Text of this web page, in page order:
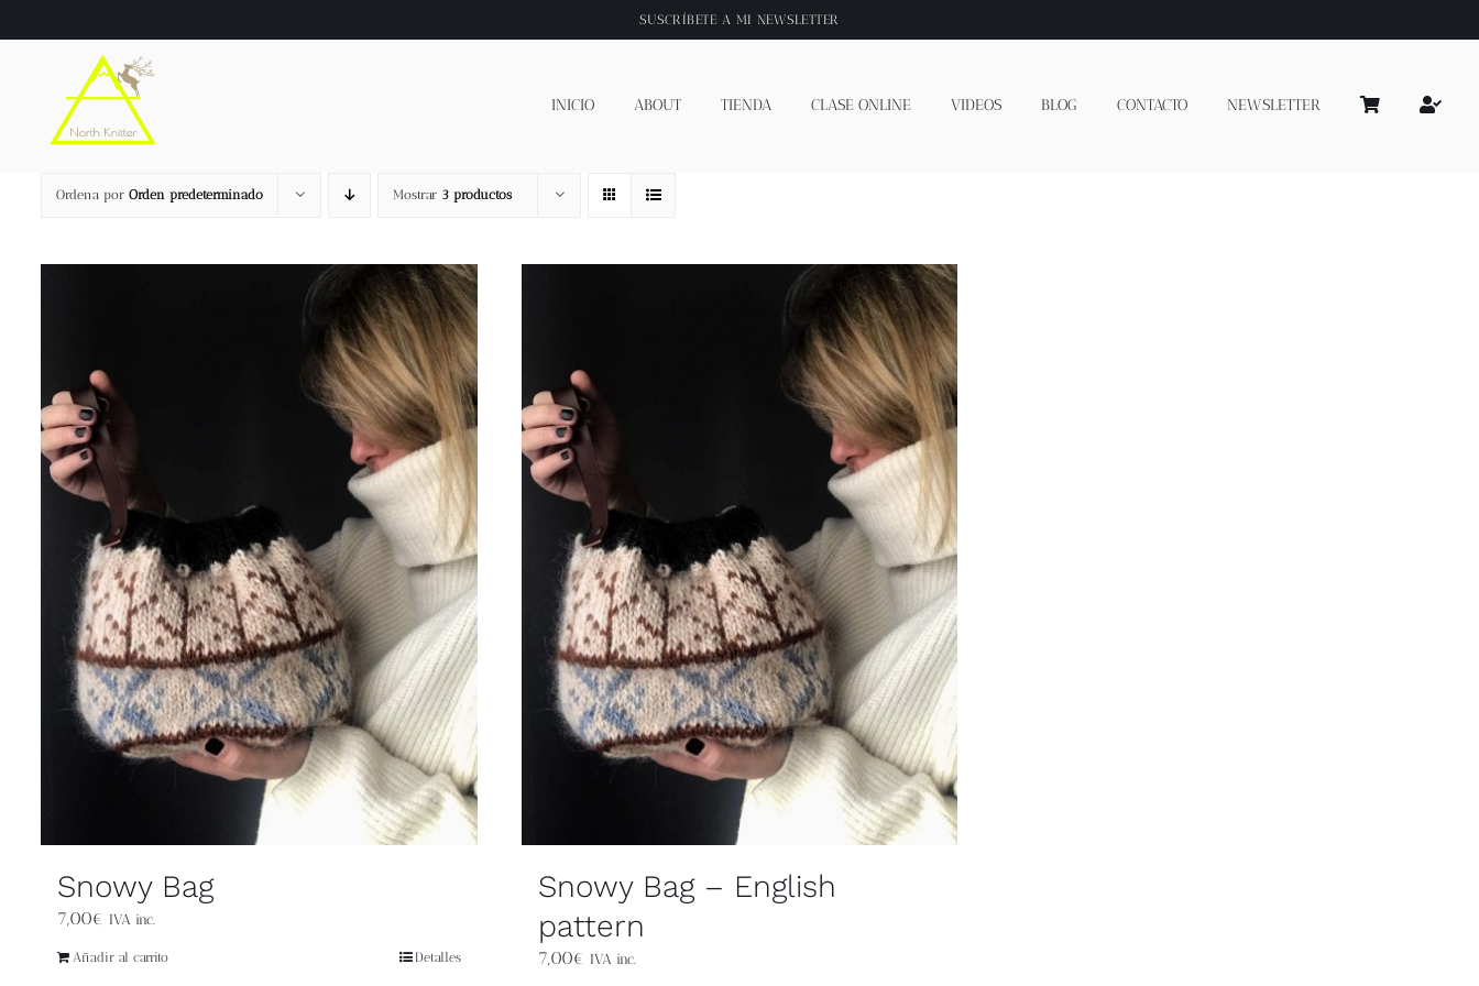
al
SUSCRÍBETE A MI NEWSLETTER
INICIO ABOUT TIENDA CLASE ONLINE VIDEOS BLOG CONTACTO NEWSLETTER
Ordena por Orden predeterminado Mostrar 3 productos
Snowy Bag
7,00€ IVA inc.
Añadir al carrito Detalles
Snowy Bag – English
pattern
7,00€ IVA inc.